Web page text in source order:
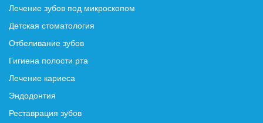
Лечение зубов под микроскопом
Детская стоматология
Отбеливание зубов
Гигиена полости рта
Лечение кариеса
Эндодонтия
Реставрация зубов